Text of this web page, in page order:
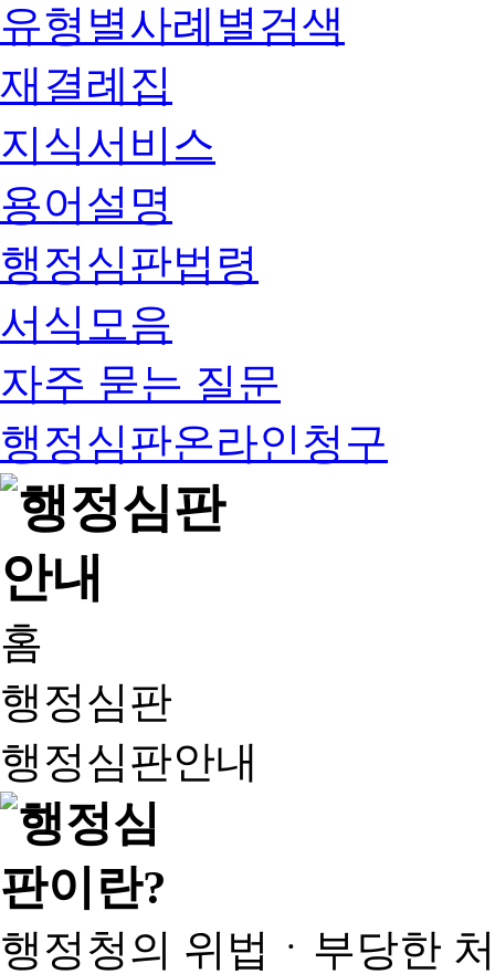
유형별사례별검색
재결례집
지식서비스
용어설명
행정심판법령
서식모음
자주 묻는 질문
행정심판온라인청구
홈
행정심판
행정심판안내
행정청의 위법ㆍ부당한